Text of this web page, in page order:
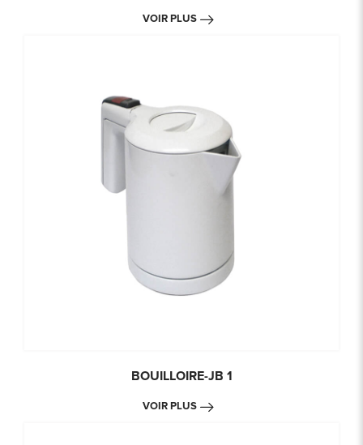
VOIR PLUS
BOUILLOIRE-JB 1
VOIR PLUS